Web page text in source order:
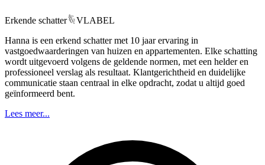
Erkende schatter
VLABEL
Hanna is een erkend schatter met 10 jaar ervaring in
vastgoedwaarderingen van huizen en appartementen. Elke schatting
wordt uitgevoerd volgens de geldende normen, met een helder en
professioneel verslag als resultaat. Klantgerichtheid en duidelijke
communicatie staan centraal in elke opdracht, zodat u altijd goed
geïnformeerd bent.
Lees meer...